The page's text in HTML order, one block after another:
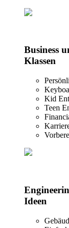
Business
Klassen
Kid
Teen
Ideen